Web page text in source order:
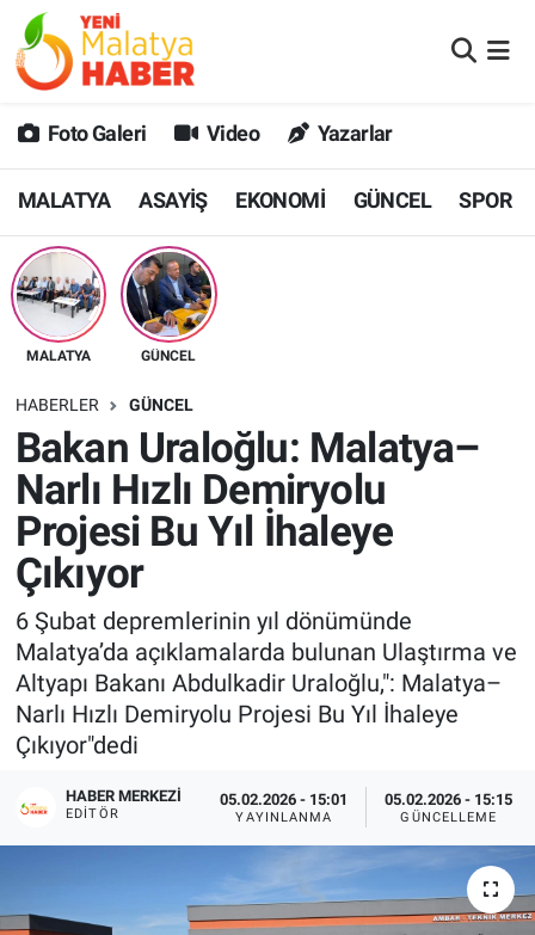
Foto Galeri Video Yazarlar
MALATYA ASAYİŞ EKONOMİ GÜNCEL SPOR
MALATYA GÜNCEL
HABERLER GÜNCEL
Bakan Uraloğlu: Malatya–
Narlı Hızlı Demiryolu
Projesi Bu Yıl İhaleye
Çıkıyor
6 Şubat depremlerinin yıl dönümünde
Malatya’da açıklamalarda bulunan Ulaştırma ve
Altyapı Bakanı Abdulkadir Uraloğlu,": Malatya–
Narlı Hızlı Demiryolu Projesi Bu Yıl İhaleye
Çıkıyor"dedi
HABER MERKEZI
EDITÖR
05.02.2026 - 15:01
YAYINLANMA
05.02.2026 - 15:15
GÜNCELLEME
MALATYA
GÜNCEL
SPOR
SAĞLIK
DİĞER
EKONOMİ
Malatya Nöbetçi Eczaneler
MALATYA Namaz Vakitleri
Malatya Trafik Yoğunluk Haritası
Süper Lig Puan Durumu ve Fikstür
Tüm Manşetler
Son Dakika Haberleri
Haber Arşivi